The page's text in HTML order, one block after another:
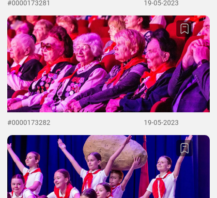
#0000173281 19-05-2023
#0000173282 19-05-2023